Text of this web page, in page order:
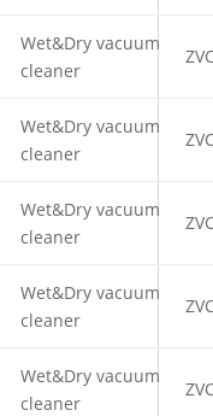
Wet&Dry vacuum
cleaner
Wet&Dry vacuum
cleaner
Wet&Dry vacuum
cleaner
Wet&Dry vacuum
cleaner
Wet&Dry vacuum
cleaner